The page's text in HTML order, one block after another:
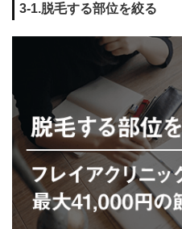
3-1.脱毛する部位を絞る